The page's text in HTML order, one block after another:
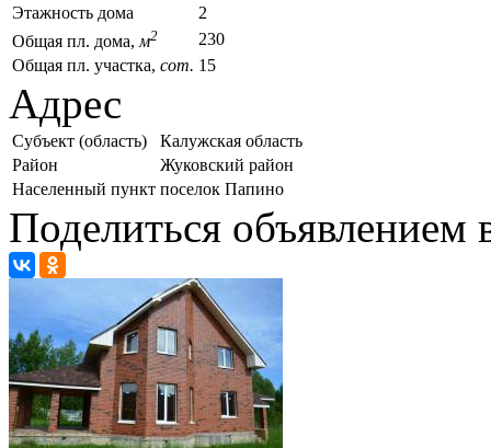
Этажность дома
2
Общая пл. дома, м2
230
Общая пл. участка, сот. 15
Адрес
Субъект (область)
Калужская область
Район
Жуковский район
Населенный пункт поселок Папино
Поделиться объявлением